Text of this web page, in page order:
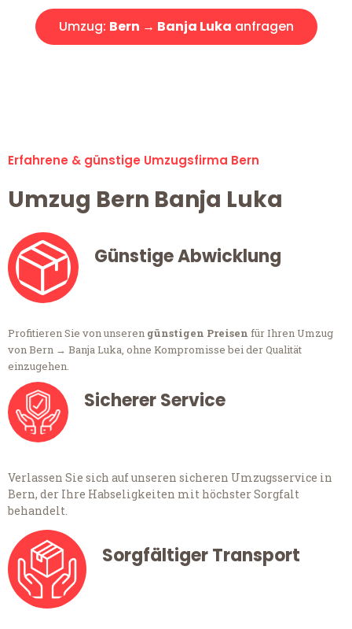
Umzug: Bern → Banja Luka anfragen
Erfahrene & günstige Umzugsfirma Bern
Umzug Bern Banja Luka
Günstige Abwicklung
Profitieren Sie von unseren günstigen Preisen für Ihren Umzug
von Bern → Banja Luka, ohne Kompromisse bei der Qualität
einzugehen.
Sicherer Service
Verlassen Sie sich auf unseren sicheren Umzugsservice in
Bern, der Ihre Habseligkeiten mit höchster Sorgfalt
behandelt.
Sorgfältiger Transport